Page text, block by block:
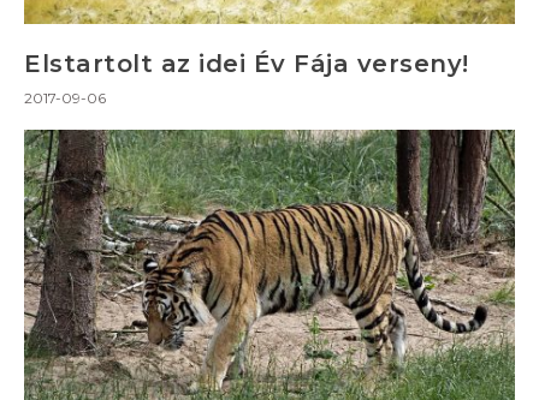
Elstartolt az idei Év Fája verseny!
2017-09-06